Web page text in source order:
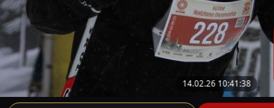
14.02.26 10:41:38